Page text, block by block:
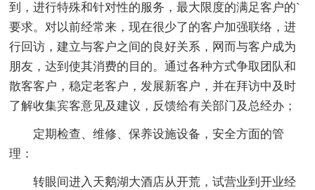
到，进行特殊和针对性的服务，最大限度的满足客户的`
要求。对以前经常来，现在很少了的客户加强联络，进
行回访，建立与客户之间的良好关系，网而与客户成为
朋友，达到使其消费的目的。通过各种方式争取团队和
散客客户，稳定老客户，发展新客户，并在拜访中及时
了解收集宾客意见及建议，反馈给有关部门及总经办；
定期检查、维修、保养设施设备，安全方面的管
理：
转眼间进入天鹅湖大酒店从开荒，试营业到开业经